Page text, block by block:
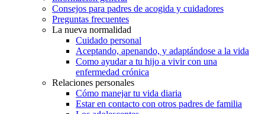
Consejos para padres de acogida y cuidadores
Preguntas frecuentes
La nueva normalidad
Cuidado personal
Aceptando, apenando, y adaptándose a la vida
Como ayudar a tu hijo a vivir con una
enfermedad crónica
Relaciones personales
Cómo manejar tu vida diaria
Estar en contacto con otros padres de familia